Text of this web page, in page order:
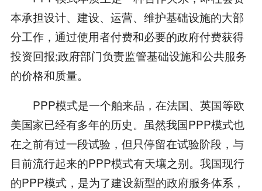
本承担设计、建设、运营、维护基础设施的大部
分工作，通过使用者付费和必要的政府付费获得
投资回报;政府部门负责监管基础设施和公共服务
的价格和质量。
PPP模式是一个舶来品，在法国、英国等欧
美国家已经有多年的历史。虽然我国PPP模式也
在之前有过一段试验，但只停留在试验阶段，与
目前流行起来的PPP模式有天壤之别。我国现行
的PPP模式，是为了建设新型的政府服务体系，